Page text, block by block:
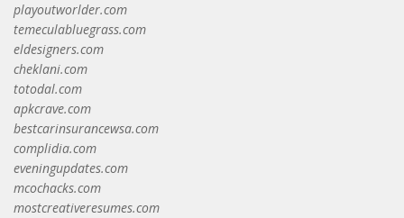
playoutworlder.com
temeculabluegrass.com
eldesigners.com
cheklani.com
totodal.com
apkcrave.com
bestcarinsurancewsa.com
complidia.com
eveningupdates.com
mcochacks.com
mostcreativeresumes.com